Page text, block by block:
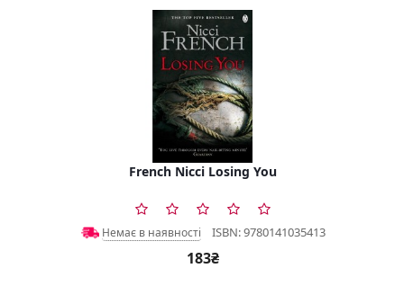
French Nicci Losing You
Немає в наявності ISBN: 9780141035413
183₴